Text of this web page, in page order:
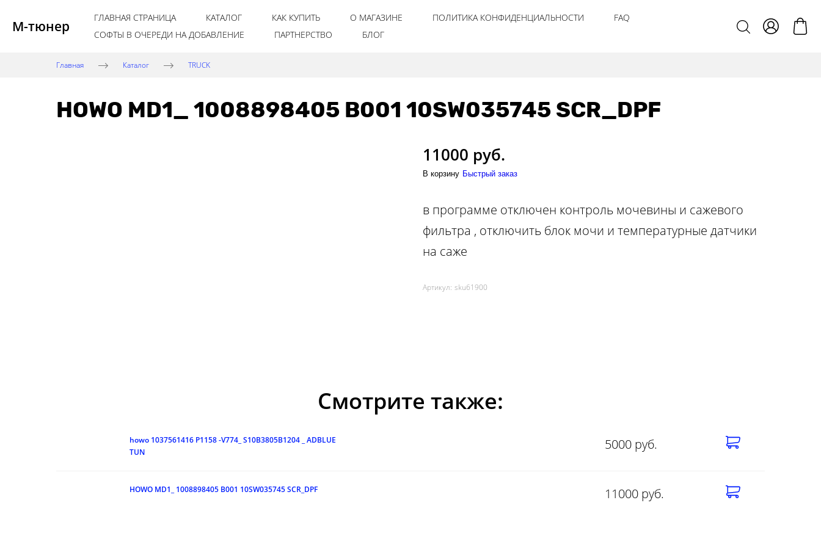
М-тюнер ГЛАВНАЯ СТРАНИЦА КАТАЛОГ КАК КУПИТЬ О МАГАЗИНЕ ПОЛИТИКА КОНФИДЕНЦИАЛЬНОСТИ
FAQ
СОФТЫ В ОЧЕРЕДИ НА ДОБАВЛЕНИЕ
ПАРТНЕРСТВО БЛОГ
Главная Каталог TRUCK
HOWO MD1_ 1008898405 B001 10SW035745 SCR_DPF
11000 руб.
В корзину Быстрый заказ
в программе отключен контроль мочевины и сажевого
фильтра , отключить блок мочи и температурные датчики
на саже
Артикул: sku61900
Смотрите также:
howo 1037561416 P1158 -V774_ S10B3805B1204 _ ADBLUE
TUN
5000 руб.
HOWO MD1_ 1008898405 B001 10SW035745 SCR_DPF 11000 руб.